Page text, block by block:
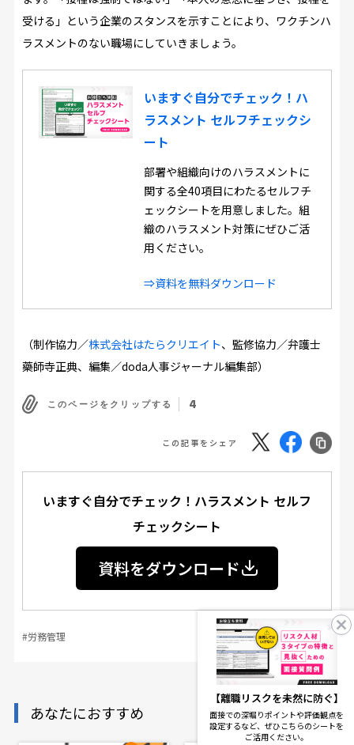
受ける」という企業のスタンスを示すことにより、ワクチンハ
ラスメントのない職場にしていきましょう。
いますぐ自分でチェック！ハ
ラスメント セルフチェックシ
ート
部署や組織向けのハラスメントに
関する全40項目にわたるセルフチ
ェックシートを用意しました。組
織のハラスメント対策にぜひご活
用ください。
⇒資料を無料ダウンロード
（制作協力／株式会社はたらクリエイト、監修協力／弁護士
藥師寺正典、編集／doda人事ジャーナル編集部）
このページをクリップする 4
この記事をシェア
いますぐ自分でチェック！ハラスメント セルフ
チェックシート
資料をダウンロード
#労務管理
あなたにおすすめ
【離職リスクを未然に防ぐ】
面接での深堀りポイントや評価観点を
設定するなど、ぜひこちらのシートを
ご活用ください。